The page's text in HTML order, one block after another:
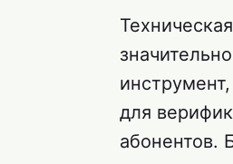
для
абонентов.